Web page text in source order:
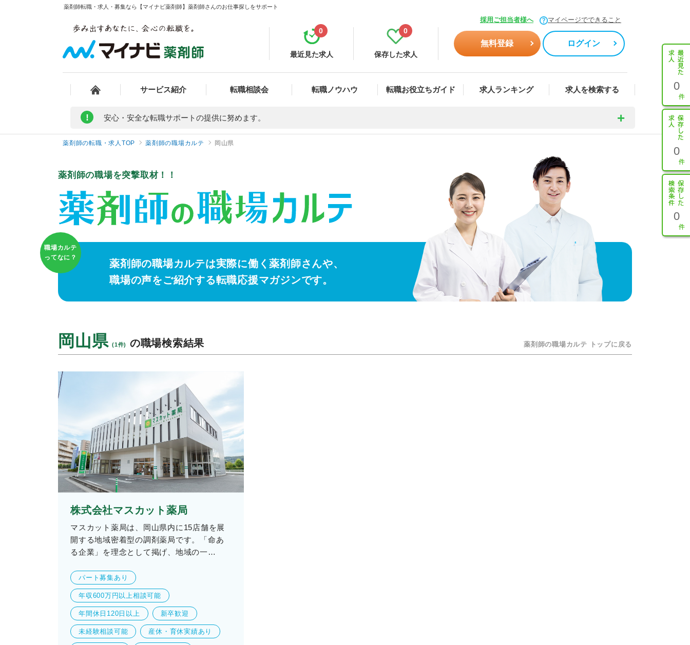
薬剤師転職・求人・募集なら【マイナビ薬剤師】薬剤師さんのお仕事探しをサポート
採用ご担当者様へ マイページでできること
最近見た求人
0
保存した求人
0
無料登録 ログイン
サービス紹介 転職相談会 転職ノウハウ 転職お役立ちガイド 求人ランキング 求人を検索する 0
0
0
! 安心・安全な転職サポートの提供に努めます。
薬剤師の転職・求人TOP 薬剤師の職場カルテ 岡山県
薬剤師の職場を突撃取材！！
職場カルテ
ってなに？
薬剤師の職場カルテは実際に働く薬剤師さんや、
職場の声をご紹介する転職応援マガジンです。
岡山県 (1件) の職場検索結果 薬剤師の職場カルテ トップに戻る
株式会社マスカット薬局
マスカット薬局は、岡山県内に15店舗を展
開する地域密着型の調剤薬局です。「命あ
る企業」を理念として掲げ、地域の一…
パート募集あり
年収600万円以上相談可能
年間休日120日以上 新卒歓迎
未経験相談可能 産休・育休実績あり